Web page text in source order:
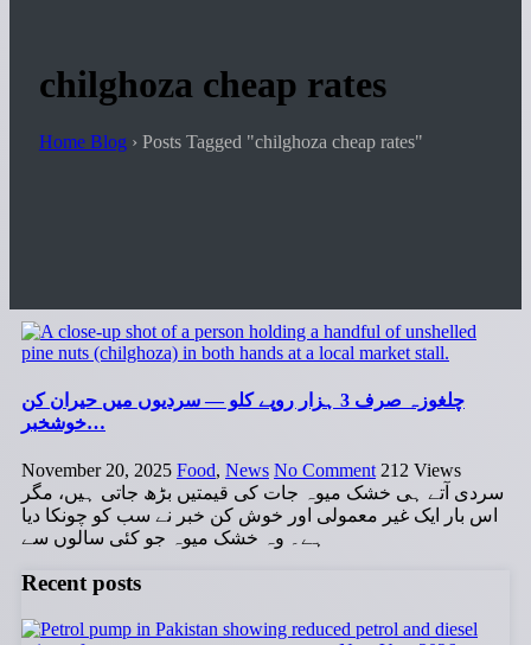
chilghoza cheap rates
Home Blog › Posts Tagged "chilghoza cheap rates"
چلغوزہ صرف 3 ہزار روپے کلو — سردیوں میں حیران کن
خوشخبر…
November 20, 2025 Food, News No Comment 212 Views
سردی آتے ہی خشک میوہ جات کی قیمتیں بڑھ جاتی ہیں، مگر
اس بار ایک غیر معمولی اور خوش کن خبر نے سب کو چونکا دیا
ہے۔ وہ خشک میوہ جو کئی سالوں سے
Recent posts